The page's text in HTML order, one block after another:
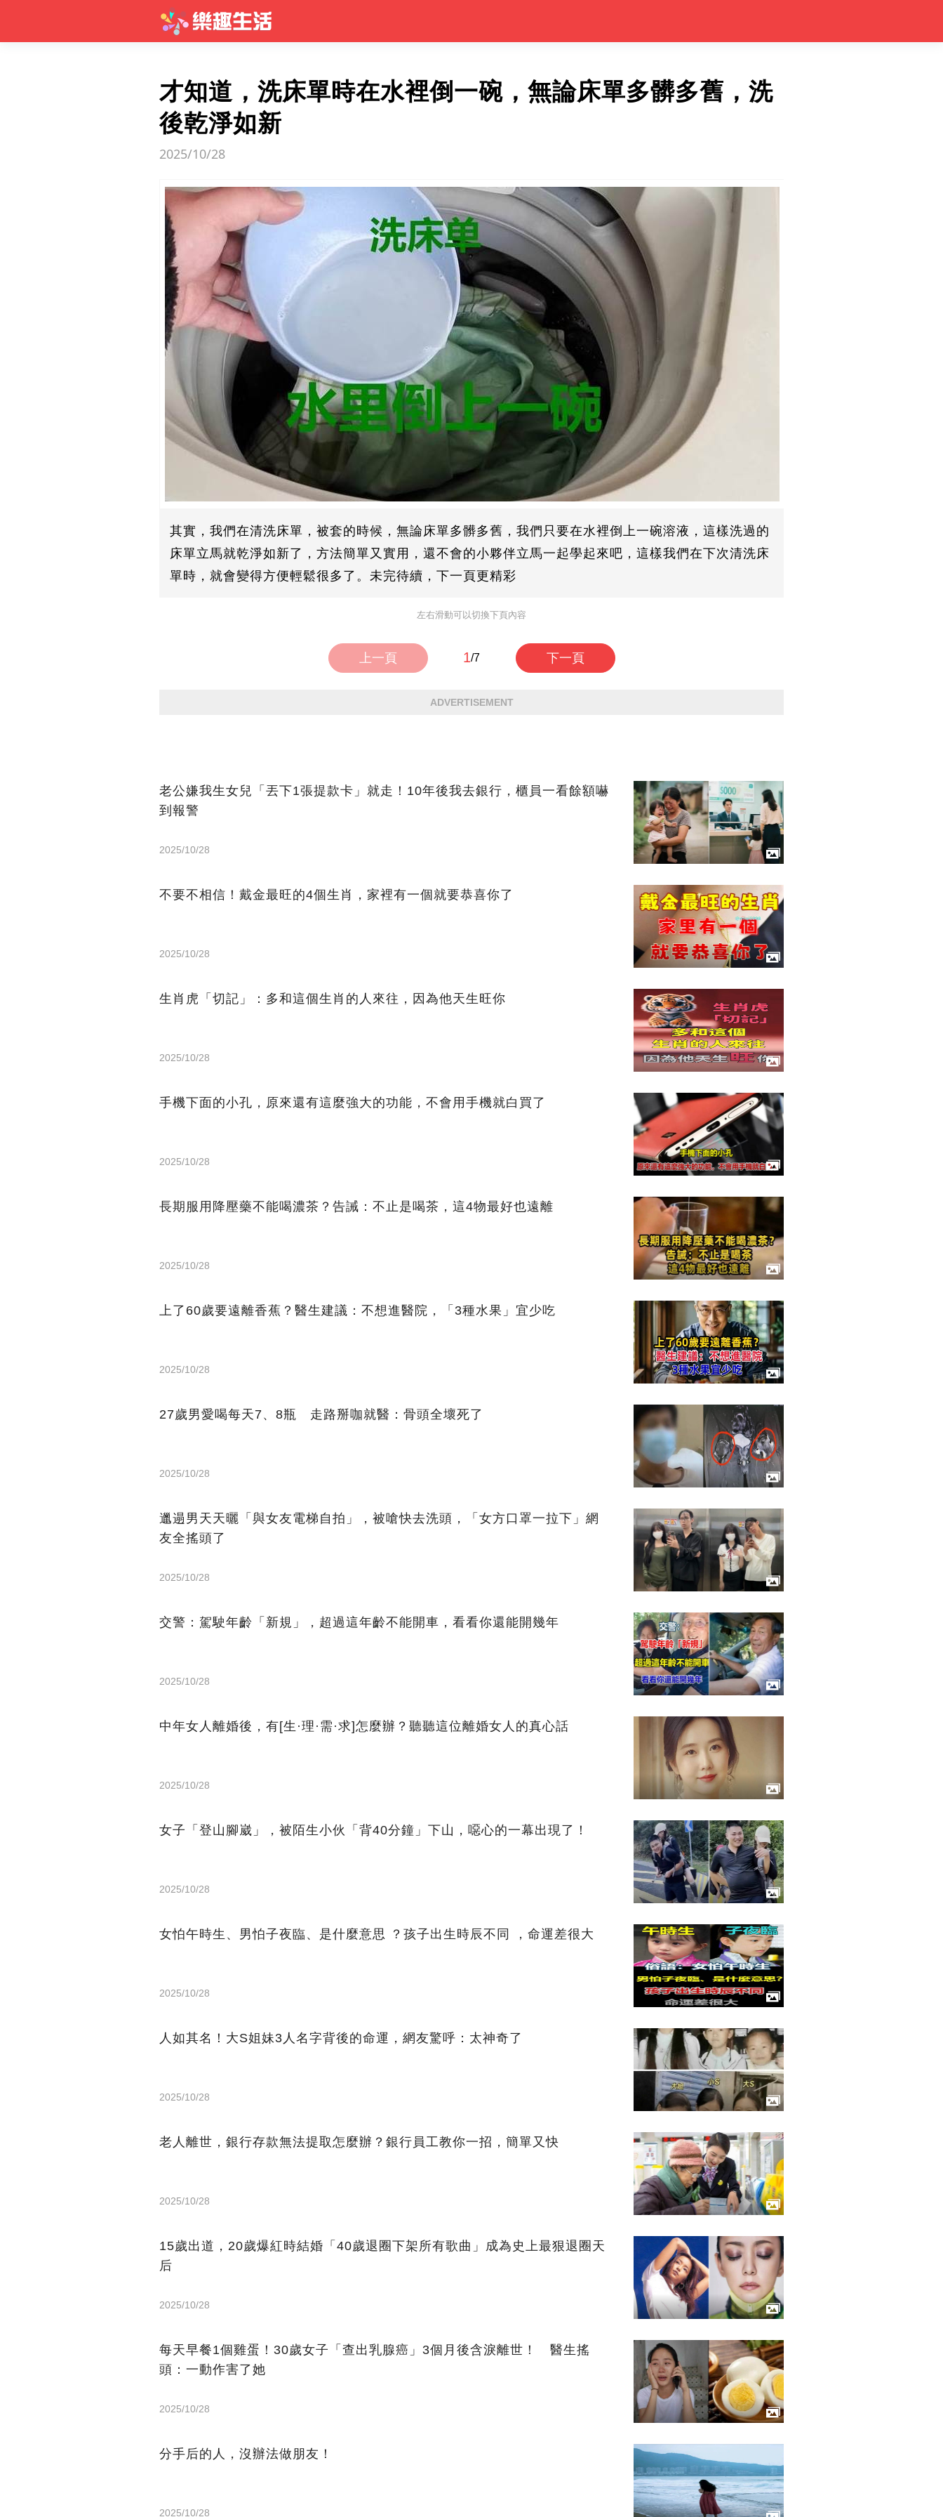
才知道，洗床單時在水裡倒一碗，無論床單多髒多舊，洗
後乾淨如新
2025/10/28
其實，我們在清洗床單，被套的時候，無論床單多髒多舊，我們只要在水裡倒上一碗溶液，這樣洗過的
床單立馬就乾淨如新了，方法簡單又實用，還不會的小夥伴立馬一起學起來吧，這樣我們在下次清洗床
單時，就會變得方便輕鬆很多了。未完待續，下一頁更精彩
左右滑動可以切換下頁內容
上一頁 1/7 下一頁
ADVERTISEMENT
老公嫌我生女兒「丟下1張提款卡」就走！10年後我去銀行，櫃員一看餘額嚇
到報警
2025/10/28
不要不相信！戴金最旺的4個生肖，家裡有一個就要恭喜你了
2025/10/28
生肖虎「切記」：多和這個生肖的人來往，因為他天生旺你
2025/10/28
手機下面的小孔，原來還有這麼強大的功能，不會用手機就白買了
2025/10/28
長期服用降壓藥不能喝濃茶？告誡：不止是喝茶，這4物最好也遠離
2025/10/28
上了60歲要遠離香蕉？醫生建議：不想進醫院，「3種水果」宜少吃
2025/10/28
27歲男愛喝每天7、8瓶 走路掰咖就醫：骨頭全壞死了
2025/10/28
邋遢男天天曬「與女友電梯自拍」，被嗆快去洗頭，「女方口罩一拉下」網
友全搖頭了
2025/10/28
交警：駕駛年齡「新規」，超過這年齡不能開車，看看你還能開幾年
2025/10/28
中年女人離婚後，有[生·理·需·求]怎麼辦？聽聽這位離婚女人的真心話
2025/10/28
女子「登山腳崴」，被陌生小伙「背40分鐘」下山，噁心的一幕出現了！
2025/10/28
女怕午時生、男怕子夜臨、是什麼意思 ？孩子出生時辰不同 ，命運差很大
2025/10/28
人如其名！大S姐妹3人名字背後的命運，網友驚呼：太神奇了
2025/10/28
老人離世，銀行存款無法提取怎麼辦？銀行員工教你一招，簡單又快
2025/10/28
15歲出道，20歲爆紅時結婚「40歲退圈下架所有歌曲」成為史上最狠退圈天
后
2025/10/28
每天早餐1個雞蛋！30歲女子「查出乳腺癌」3個月後含淚離世！ 醫生搖
頭：一動作害了她
2025/10/28
分手后的人，沒辦法做朋友！
2025/10/28